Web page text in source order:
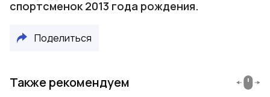
спортсменок 2013 года рождения.
Поделиться
Также рекомендуем